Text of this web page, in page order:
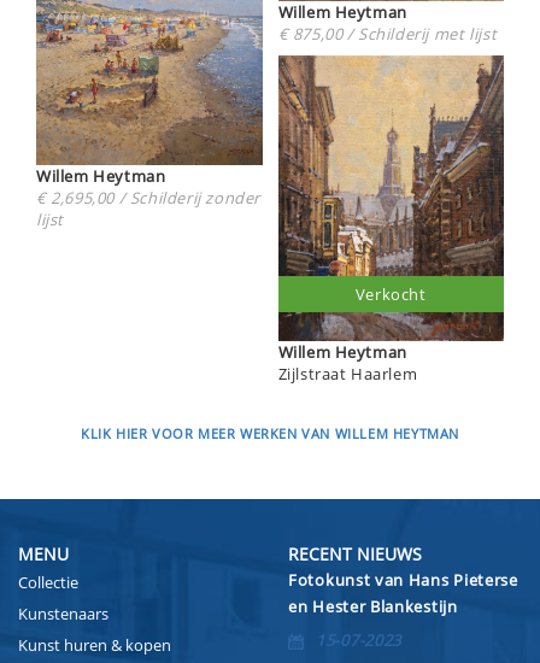
Willem Heytman
€ 2,695,00 / Schilderij zonder
lijst
Willem Heytman
€ 875,00 / Schilderij met lijst
Willem Heytman
Zijlstraat Haarlem
Verkocht
KLIK HIER VOOR MEER WERKEN VAN WILLEM HEYTMAN
MENU
Collectie
Kunstenaars
Kunst huren & kopen
RECENT NIEUWS
Fotokunst van Hans Pieterse
en Hester Blankestijn
15-07-2023